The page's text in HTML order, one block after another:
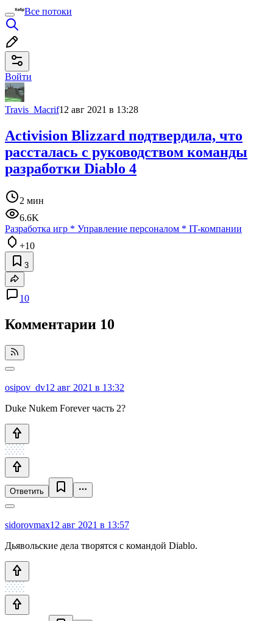
Все потоки
Войти
Travis_Macrif12 авг 2021 в 13:28
Activision Blizzard подтвердила, что
рассталась с руководством команды
разработки Diablo 4
2 мин
6.6K
Разработка игр * Управление персоналом * IT-компании
+10
3
10
Комментарии 10
osipov_dv12 авг 2021 в 13:32
Duke Nukem Forever часть 2?
Ответить
sidorovmax12 авг 2021 в 13:57
Дьявольские дела творятся с командой Diablo.